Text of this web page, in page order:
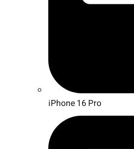
iPhone 16 Pro